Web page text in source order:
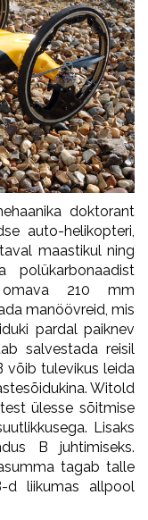
doktorant
auto-helikopteri,
maastikul ning
polükarbonaadist
210 mm
manöövreid, mis
pardal paiknev
salvestada reisil
võib tulevikus leida
Witold
ülesse sõitmise
Lisaks
B juhtimiseks.
tagab talle
d liikumas allpool